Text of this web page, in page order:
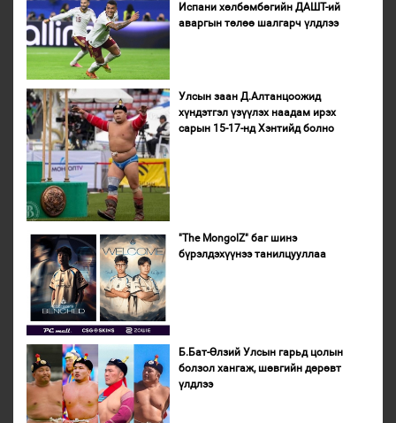
Испани хөлбөмбөгийн ДАШТ-ий
аваргын төлөө шалгарч үлдлээ
Улсын заан Д.Алтанцоожид
хүндэтгэл үзүүлэх наадам ирэх
сарын 15-17-нд Хэнтийд болно
"The MongolZ" баг шинэ
бүрэлдэхүүнээ танилцууллаа
Б.Бат-Өлзий Улсын гарьд цолын
болзол хангаж, шөвгийн дөрөвт
үлдлээ